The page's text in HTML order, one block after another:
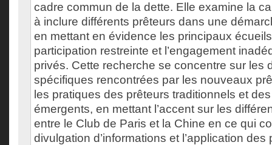
cadre commun de la dette. Elle examine la
à inclure différents prêteurs dans une
en mettant en évidence les principaux
participation restreinte et l’engagement
privés. Cette recherche se concentre sur les
spécifiques rencontrées par les nouveaux
les pratiques des prêteurs traditionnels et
émergents, en mettant l’accent sur les
entre le Club de Paris et la Chine en ce qui
divulgation d’informations et l’application des